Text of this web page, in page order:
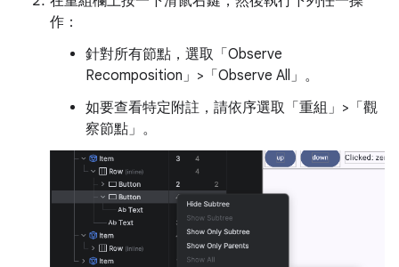
作：
針對所有節點，選取「Observe
Recomposition」>「Observe All」 。
如要查看特定附註，請依序選取「重組」>「觀
察節點」 。